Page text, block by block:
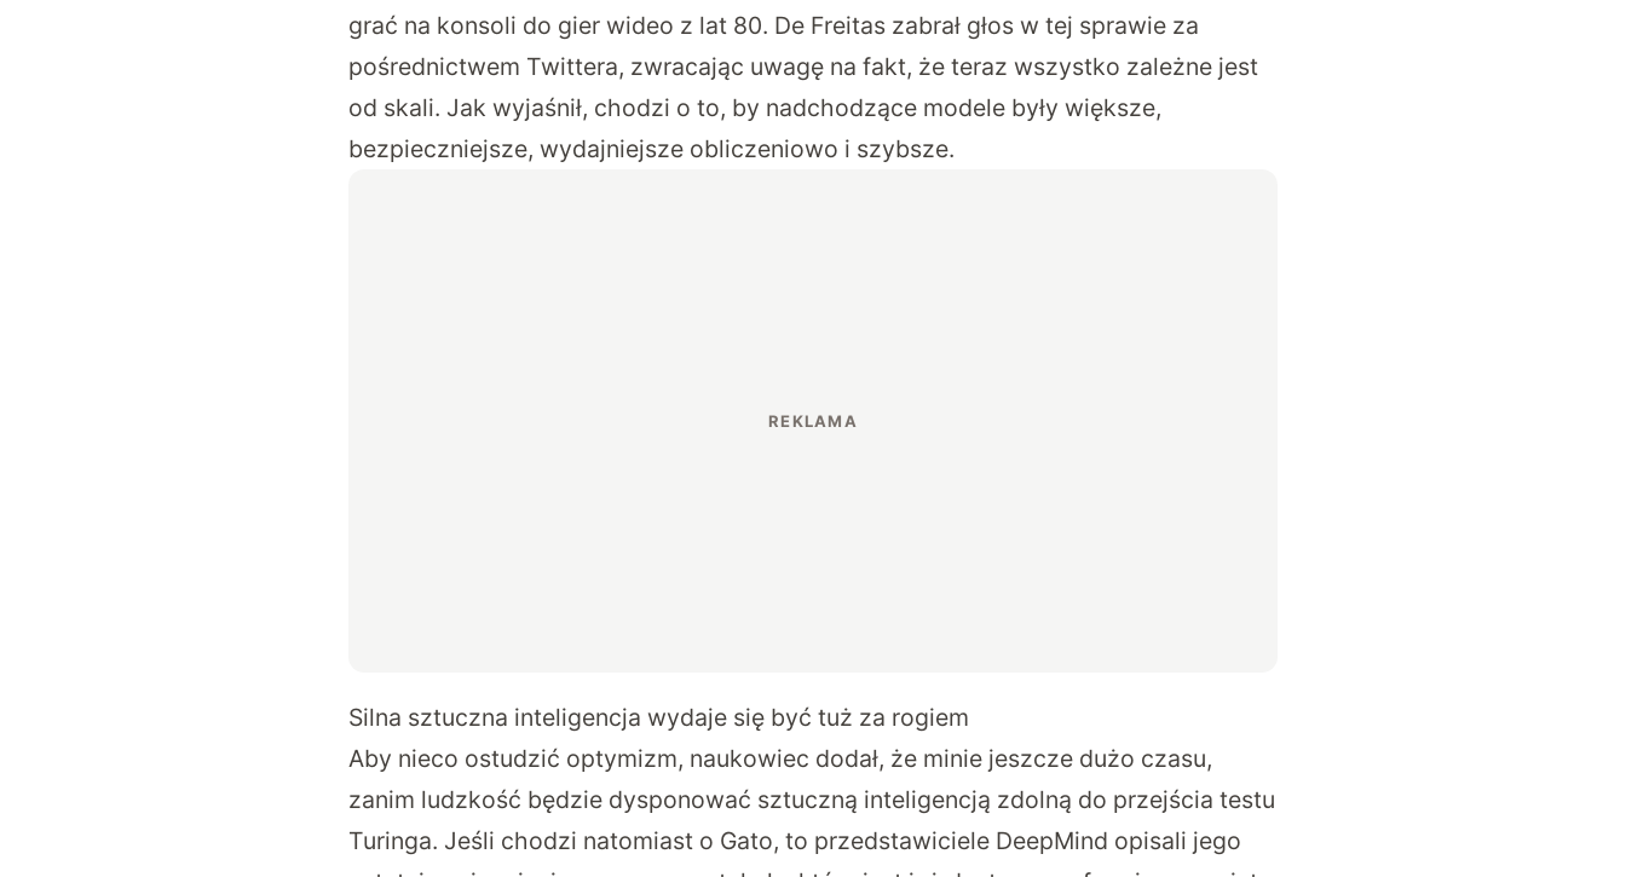
grać na konsoli do gier wideo z lat 80. De Freitas zabrał głos w tej sprawie za
pośrednictwem Twittera, zwracając uwagę na fakt, że teraz wszystko zależne jest
od skali. Jak wyjaśnił, chodzi o to, by nadchodzące modele były większe,
bezpieczniejsze, wydajniejsze obliczeniowo i szybsze.
Silna sztuczna inteligencja wydaje się być tuż za rogiem
Aby nieco ostudzić optymizm, naukowiec dodał, że minie jeszcze dużo czasu,
zanim ludzkość będzie dysponować sztuczną inteligencją zdolną do przejścia testu
Turinga. Jeśli chodzi natomiast o Gato, to przedstawiciele DeepMind opisali jego